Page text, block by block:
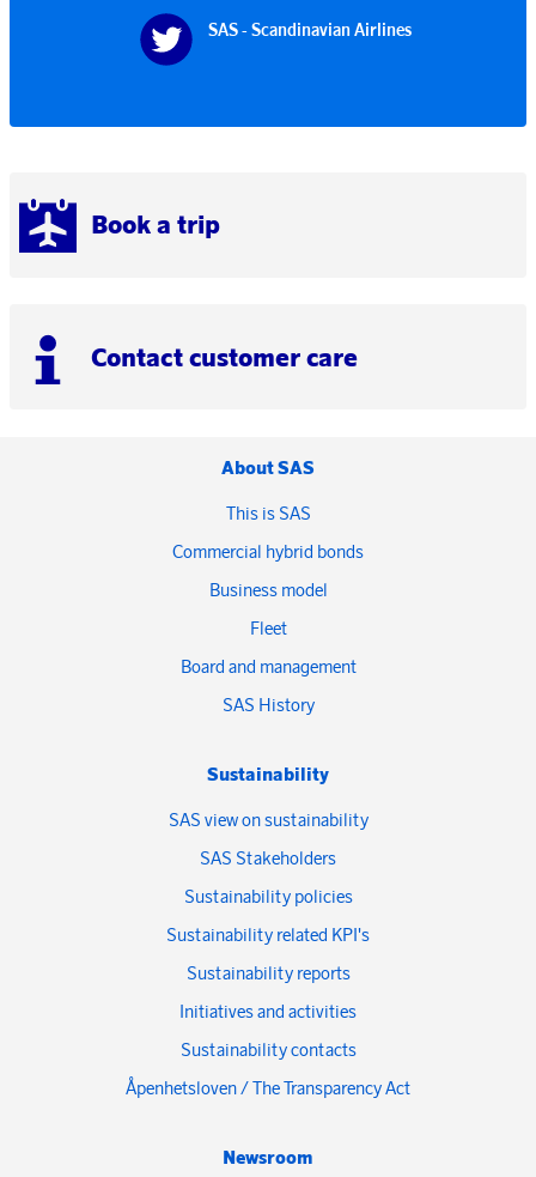
Book a trip
Contact customer care
SAS - Scandinavian Airlines
About SAS
This is SAS
Commercial hybrid bonds
Business model
Fleet
Board and management
SAS History
Sustainability
SAS view on sustainability
SAS Stakeholders
Sustainability policies
Sustainability related KPI's
Sustainability reports
Initiatives and activities
Sustainability contacts
Åpenhetsloven / The Transparency Act
Newsroom